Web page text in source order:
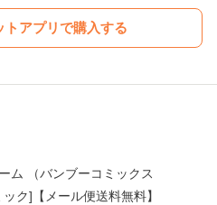
トアプリで購入する
ム （バンブーコミックス
ク]【メール便送料無料】